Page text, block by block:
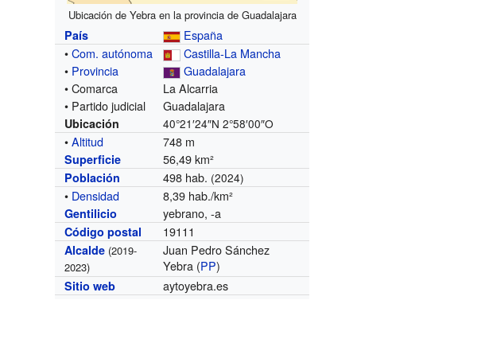
Ubicación de Yebra en la provincia de Guadalajara
País
España
•Com. autónoma
Castilla-La Mancha
• Provincia
Guadalajara
• Comarca
La Alcarria
• Partido judicial
Guadalajara
Ubicación 40°21′24″N 2°58′00″O
•Altitud 748 m
Superficie 56,49 km²
Población 498 hab. (2024)
• Densidad 8,39 hab./km²
Gentilicio yebrano, -a
Código postal 19111
Alcalde (2019-
2023)
Juan Pedro Sánchez
Yebra (PP)
Sitio web aytoyebra.es